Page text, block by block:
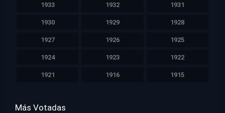
1933 1932 1931
1930 1929 1928
1927 1926 1925
1924 1923 1922
1921 1916 1915
Más Votadas